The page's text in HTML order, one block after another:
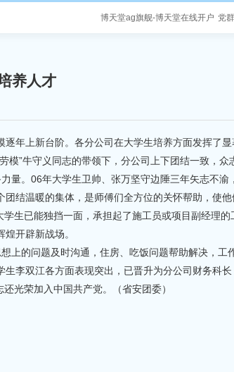
博天堂ag旗舰-博天堂在线开户 党
养人才
年上新台阶。各分公司在大学生培养方面发挥了显
”牛守义同志的带领下，分公司上下团结一致，众
量。06年大学生卫帅、张万坚守边陲三年矢志不渝
结温暖的集体，是师傅们全方位的关怀帮助，使
生已能独挡一面，承担起了施工员或项目副经理
开辟新战场。
的问题及时沟通，住房、吃饭问题帮助解决，工
李双江各方面表现突出，已晋升为分公司财务科
光荣加入中国共产党。（省安团委）